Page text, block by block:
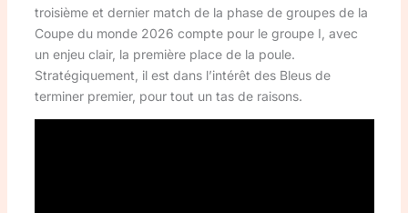
troisième et dernier match de la phase de groupes de la
Coupe du monde 2026 compte pour le groupe I, avec
un enjeu clair, la première place de la poule.
Stratégiquement, il est dans l’intérêt des Bleus de
terminer premier, pour tout un tas de raisons.